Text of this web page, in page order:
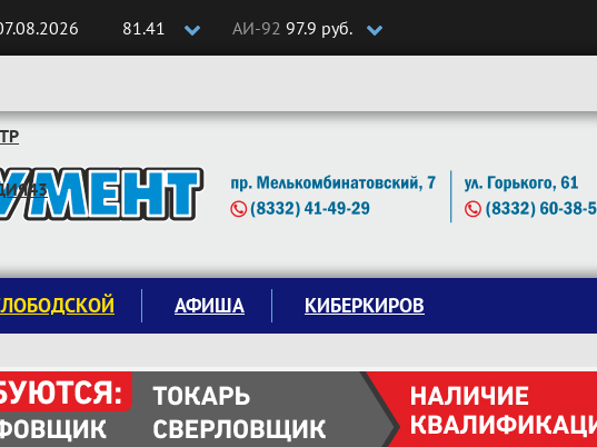
81.41 АИ-92 97.9 руб.
АФИША КИБЕРКИРОВ